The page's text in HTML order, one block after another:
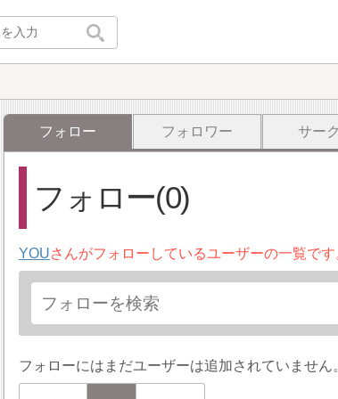
フォロー フォロワー サー
フォロー(0)
YOUさんがフォローしているユーザーの一覧です
フォローにはまだユーザーは追加されていません